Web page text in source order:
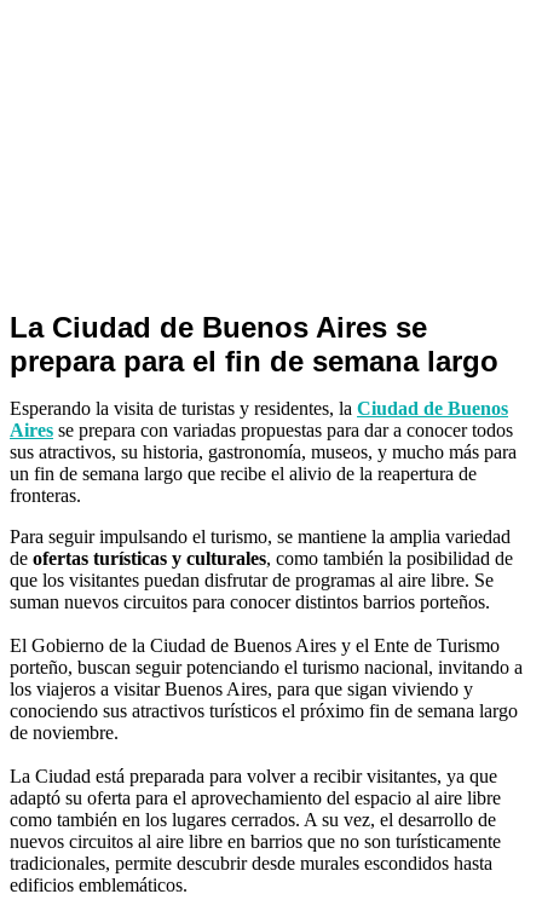
Noticias
de
Turismo
La Ciudad de Buenos Aires se
prepara para el fin de semana largo
Esperando la visita de turistas y residentes, la Ciudad de Buenos
Aires se prepara con variadas propuestas para dar a conocer todos
sus atractivos, su historia, gastronomía, museos, y mucho más para
un fin de semana largo que recibe el alivio de la reapertura de
fronteras.
Para seguir impulsando el turismo, se mantiene la amplia variedad
de ofertas turísticas y culturales, como también la posibilidad de
que los visitantes puedan disfrutar de programas al aire libre. Se
suman nuevos circuitos para conocer distintos barrios porteños.
El Gobierno de la Ciudad de Buenos Aires y el Ente de Turismo
porteño, buscan seguir potenciando el turismo nacional, invitando a
los viajeros a visitar Buenos Aires, para que sigan viviendo y
conociendo sus atractivos turísticos el próximo fin de semana largo
de noviembre.
La Ciudad está preparada para volver a recibir visitantes, ya que
adaptó su oferta para el aprovechamiento del espacio al aire libre
como también en los lugares cerrados. A su vez, el desarrollo de
nuevos circuitos al aire libre en barrios que no son turísticamente
tradicionales, permite descubrir desde murales escondidos hasta
edificios emblemáticos.